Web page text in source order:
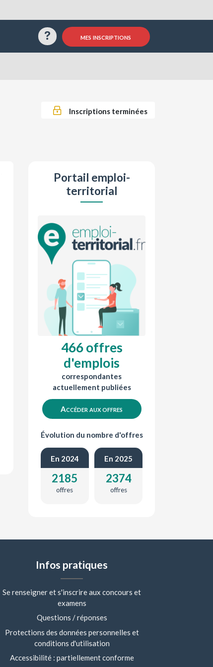
Questions / Réponses
mes inscriptions
Inscriptions terminées
Portail emploi-
territorial
466 offres
d'emplois
correspondantes
actuellement publiées
Accéder aux offres
Évolution du nombre d'offres
En 2024
2185
offres
En 2025
2374
offres
Infos pratiques
Se renseigner et s'inscrire aux concours et
examens
Questions / réponses
Protections des données personnelles et
conditions d'utilisation
Accessibilité : partiellement conforme